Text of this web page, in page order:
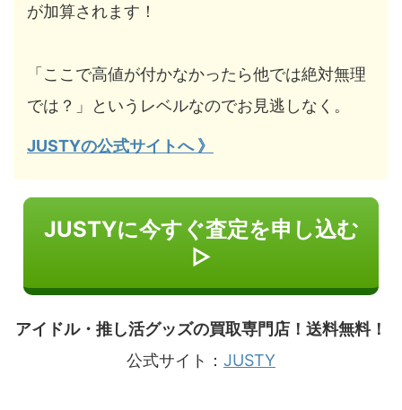
が加算されます！
「ここで高値が付かなかったら他では絶対無理
では？」というレベルなのでお見逃しなく。
JUSTYの公式サイトへ 》
JUSTYに今すぐ査定を申し込む
▷
アイドル・推し活グッズの買取専門店！送料無料！
公式サイト： JUSTY